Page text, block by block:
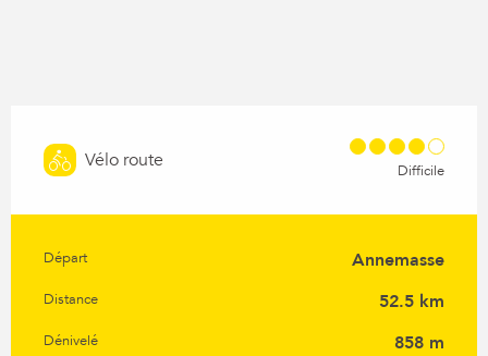
Vélo route Difficile
Informations pratiques
Départ Annemasse
Distance 52.5 km
Dénivelé 858 m